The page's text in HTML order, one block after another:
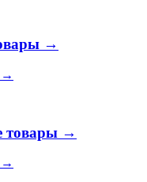
→
→
товары →
→